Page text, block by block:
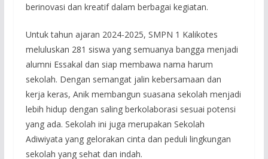
berinovasi dan kreatif dalam berbagai kegiatan.
Untuk tahun ajaran 2024-2025, SMPN 1 Kalikotes
meluluskan 281 siswa yang semuanya bangga menjadi
alumni Essakal dan siap membawa nama harum
sekolah. Dengan semangat jalin kebersamaan dan
kerja keras, Anik membangun suasana sekolah menjadi
lebih hidup dengan saling berkolaborasi sesuai potensi
yang ada. Sekolah ini juga merupakan Sekolah
Adiwiyata yang gelorakan cinta dan peduli lingkungan
sekolah yang sehat dan indah.